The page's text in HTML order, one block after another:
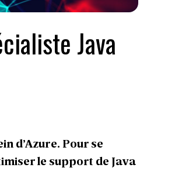
Java
d’Azure. Pour se
le support de Java